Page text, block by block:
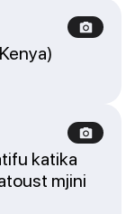
katika
mjini